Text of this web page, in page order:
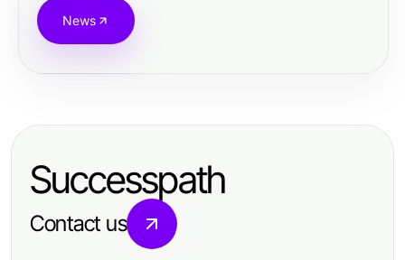
News
Successpath
Contact us